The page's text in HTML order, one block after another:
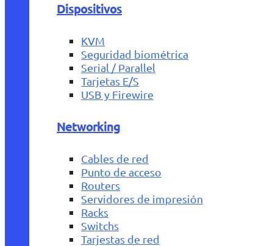
Dispositivos
KVM
Seguridad biométrica
Serial / Parallel
Tarjetas E/S
USB y Firewire
Networking
Cables de red
Punto de acceso
Routers
Servidores de impresión
Racks
Switchs
Tarjestas de red